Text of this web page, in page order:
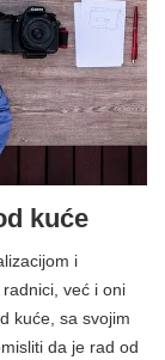
kuće
i
već i oni
kuće, sa svojim
da je rad od